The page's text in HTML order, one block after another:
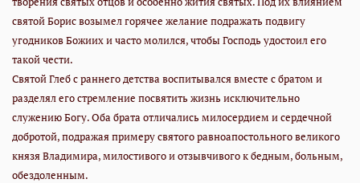
святой Борис возымел горячее желание подражать подвигу
угодников Божиих и часто молился, чтобы Господь удостоил его
такой чести.
Святой Глеб с раннего детства воспитывался вместе с братом и
разделял его стремление посвятить жизнь исключительно
служению Богу. Оба брата отличались милосердием и сердечной
добротой, подражая примеру святого равноапостольного великого
князя Владимира, милостивого и отзывчивого к бедным, больным,
обездоленным.